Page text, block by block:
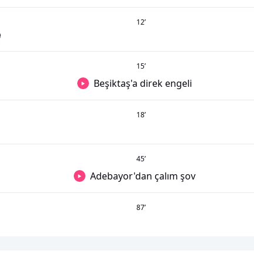
12’
15’
Beşiktaş'a direk engeli
18’
45’
Adebayor'dan çalım şov
87’